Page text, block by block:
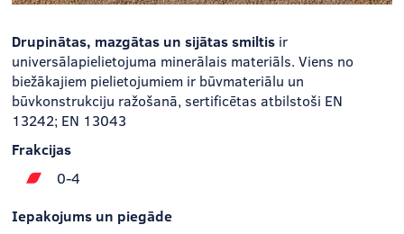
Drupinātas, mazgātas un sijātas smiltis ir
universālapielietojuma minerālais materiāls. Viens no
biežākajiem pielietojumiem ir būvmateriālu un
būvkonstrukciju ražošanā, sertificētas atbilstoši EN
13242; EN 13043
Frakcijas
0-4
Iepakojums un piegāde